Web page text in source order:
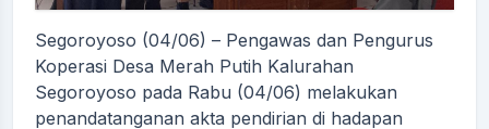
Segoroyoso (04/06) – Pengawas dan Pengurus
Koperasi Desa Merah Putih Kalurahan
Segoroyoso pada Rabu (04/06) melakukan
penandatanganan akta pendirian di hadapan